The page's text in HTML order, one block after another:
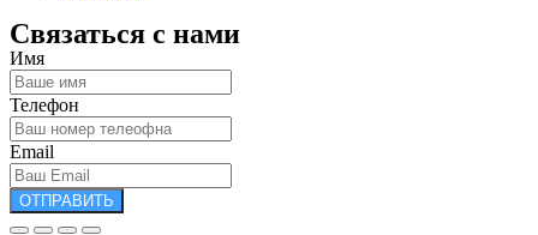
Связаться с нами
Имя
Телефон
Email
ОТПРАВИТЬ